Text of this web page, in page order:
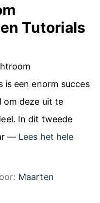
Tutorials
is een enorm succes
om deze uit te
In dit tweede
— Lees het hele
Maarten